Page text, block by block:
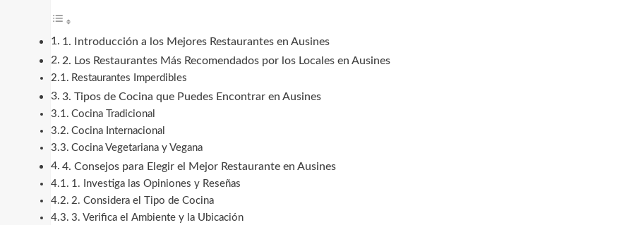
1. Introducción a los Mejores Restaurantes en Ausines
2. Los Restaurantes Más Recomendados por los Locales en Ausines
Restaurantes Imperdibles
3. Tipos de Cocina que Puedes Encontrar en Ausines
Cocina Tradicional
Cocina Internacional
Cocina Vegetariana y Vegana
4. Consejos para Elegir el Mejor Restaurante en Ausines
1. Investiga las Opiniones y Reseñas
2. Considera el Tipo de Cocina
3. Verifica el Ambiente y la Ubicación